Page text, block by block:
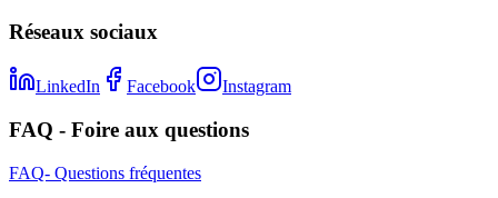
Réseaux sociaux
LinkedIn Facebook Instagram
FAQ - Foire aux questions
FAQ- Questions fréquentes